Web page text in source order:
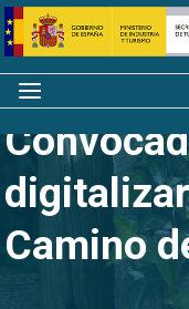
Saltar
al
contenido
Inicio
Menú
Camino